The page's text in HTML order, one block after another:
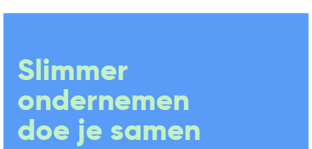
Slimmer
ondernemen
doe je samen